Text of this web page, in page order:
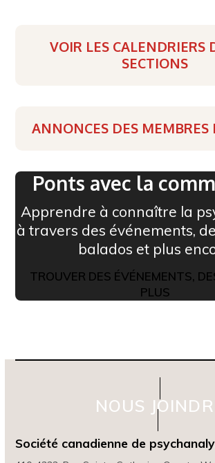
VOIR LES CALENDRIERS
SECTIONS
ANNONCES DES MEMBRES
Ponts avec la
Apprendre à connaître la
à travers des événements,
balados et plus
TROUVER DES ÉVÉNEMENTS,
PLUS
NOUS
Société canadienne de